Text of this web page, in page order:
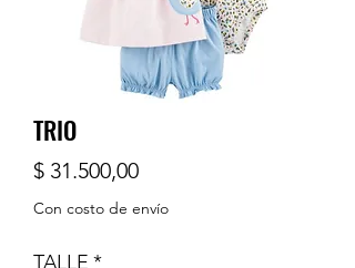
TRIO
$ 31.500,00Precio
Con costo de envío
TALLE *